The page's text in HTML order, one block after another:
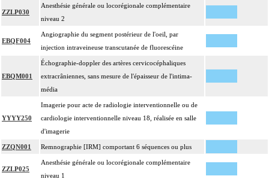
ZZLP030
Anesthésie générale ou locorégionale complémentaire
niveau 2
EBQF004
Angiographie du segment postérieur de l'oeil, par
injection intraveineuse transcutanée de fluorescéine
EBQM001
Échographie-doppler des artères cervicocéphaliques
extracrâniennes, sans mesure de l'épaisseur de l'intima-
média
YYYY250
Imagerie pour acte de radiologie interventionnelle ou de
cardiologie interventionnelle niveau 18, réalisée en salle
d'imagerie
ZZQN001 Remnographie [IRM] comportant 6 séquences ou plus
ZZLP025
Anesthésie générale ou locorégionale complémentaire
niveau 1